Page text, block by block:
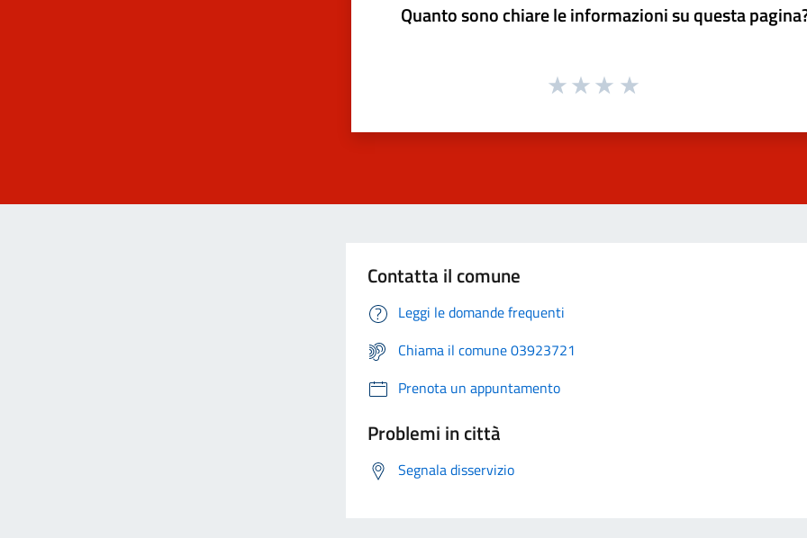
Quanto sono chiare le informazioni su questa
Contatta il comune
Leggi le domande frequenti
Chiama il comune 03923721
Prenota un appuntamento
Problemi in città
Segnala disservizio